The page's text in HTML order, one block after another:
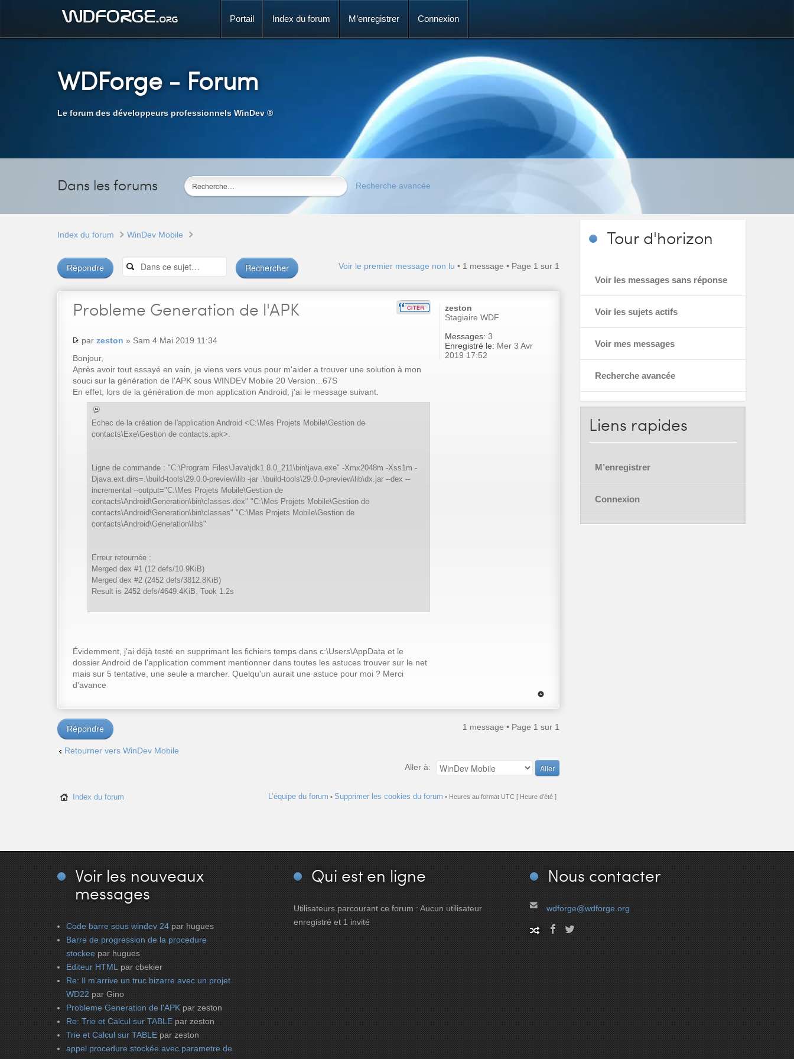
Portail Index du forum M’enregistrer Connexion
WDForge- Forum
Le forum des développeurs professionnels WinDev ®
Dans les forums Recherche avancée
Index du forum WinDev Mobile
Répondre Voir le premier message non lu • 1 message • Page 1 sur 1
Probleme Generation de l'APK
par zeston » Sam 4 Mai 2019 11:34
Bonjour,
Après avoir tout essayé en vain, je viens vers vous pour m'aider a trouver une solution à mon
souci sur la génération de l'APK sous WINDEV Mobile 20 Version...67S
En effet, lors de la génération de mon application Android, j'ai le message suivant.
Echec de la création de l'application Android <C:\Mes Projets Mobile\Gestion de
contacts\Exe\Gestion de contacts.apk>.
Ligne de commande : "C:\Program Files\Java\jdk1.8.0_211\bin\java.exe" -Xmx2048m -Xss1m -
Djava.ext.dirs=.\build-tools\29.0.0-preview\lib -jar .\build-tools\29.0.0-preview\lib\dx.jar --dex --
incremental --output="C:\Mes Projets Mobile\Gestion de
contacts\Android\Generation\bin\classes.dex" "C:\Mes Projets Mobile\Gestion de
contacts\Android\Generation\bin\classes" "C:\Mes Projets Mobile\Gestion de
contacts\Android\Generation\libs"
Erreur retournée :
Merged dex #1 (12 defs/10.9KiB)
Merged dex #2 (2452 defs/3812.8KiB)
Result is 2452 defs/4649.4KiB. Took 1.2s
Évidemment, j'ai déjà testé en supprimant les fichiers temps dans c:\Users\AppData et le
dossier Android de l'application comment mentionner dans toutes les astuces trouver sur le net
mais sur 5 tentative, une seule a marcher. Quelqu'un aurait une astuce pour moi ? Merci
d'avance
zeston
Stagiaire WDF
Messages: 3
Enregistré le: Mer 3 Avr
2019 17:52
Répondre 1 message • Page 1 sur 1
Retourner vers WinDev Mobile
Aller à:
Index du forum L’équipe du forum • Supprimer les cookies du forum • Heures au format UTC [ Heure d’été ]
Tour d'horizon
Voir les messages sans réponse
Voir les sujets actifs
Voir mes messages
Recherche avancée
Liens rapides
M’enregistrer
Connexion
Voir les nouveaux
messages
Code barre sous windev 24 par hugues
Barre de progression de la procedure
stockee par hugues
Editeur HTML par cbekier
Re: Il m'arrive un truc bizarre avec un projet
WD22 par Gino
Probleme Generation de l'APK par zeston
Re: Trie et Calcul sur TABLE par zeston
Trie et Calcul sur TABLE par zeston
appel procedure stockée avec parametre de
Qui est en ligne
Utilisateurs parcourant ce forum : Aucun utilisateur
enregistré et 1 invité
Nous contacter
wdforge@wdforge.org